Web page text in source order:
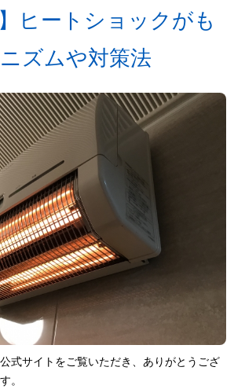
ヒートショックがも
ズムや対策法
式サイトをご覧いただき、ありがとうござ
。